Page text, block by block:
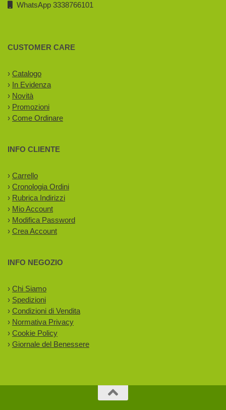
WhatsApp 3338766101
CUSTOMER CARE
› Catalogo
› In Evidenza
› Novità
› Promozioni
› Come Ordinare
INFO CLIENTE
› Carrello
› Cronologia Ordini
› Rubrica Indirizzi
› Mio Account
› Modifica Password
› Crea Account
INFO NEGOZIO
› Chi Siamo
› Spedizioni
› Condizioni di Vendita
› Normativa Privacy
› Cookie Policy
› Giornale del Benessere